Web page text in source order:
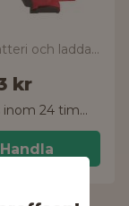
utan batteri och laddare
kr
Skickas inom 24 timmar!
Handla